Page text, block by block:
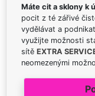
Máte cit a sklony k
pocit z té zářivé
vydělávat a
využijte možnosti
sítě EXTRA
neomezenými